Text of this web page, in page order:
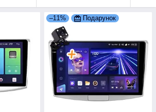
–11% Подарунок